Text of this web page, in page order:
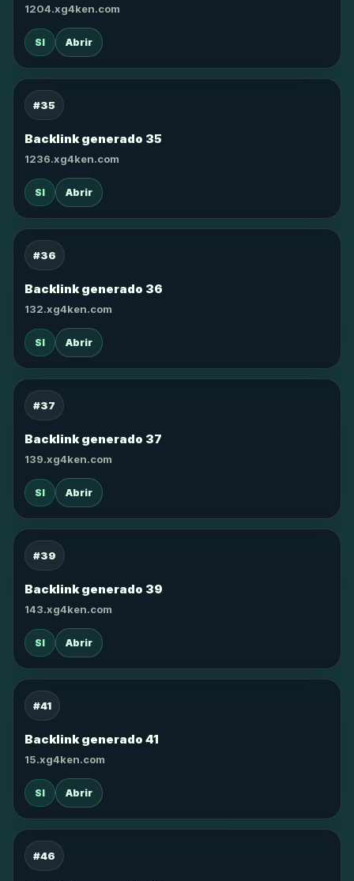
1204.xg4ken.com
SI Abrir
#35
Backlink generado 35
1236.xg4ken.com
SI Abrir
#36
Backlink generado 36
132.xg4ken.com
SI Abrir
#37
Backlink generado 37
139.xg4ken.com
SI Abrir
#39
Backlink generado 39
143.xg4ken.com
SI Abrir
#41
Backlink generado 41
15.xg4ken.com
SI Abrir
#46